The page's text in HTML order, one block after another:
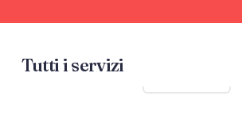
Tutti i servizi